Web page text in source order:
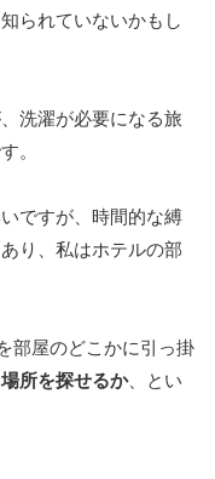
られていないかもし
洗濯が必要になる旅
。
ですが、時間的な縛
り、私はホテルの部
部屋のどこかに引っ掛
所を探せるか、とい